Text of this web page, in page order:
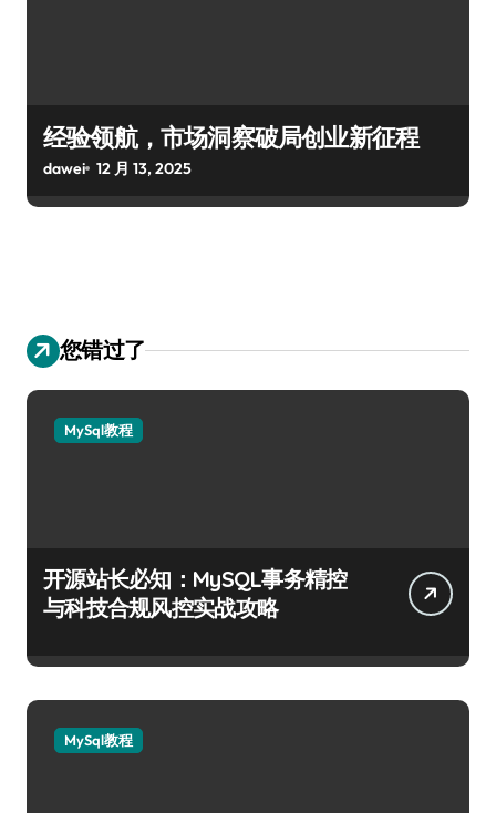
经验领航，市场洞察破局创业新征程
dawei 12 月 13, 2025
您错过了
MySql教程
开源站长必知：MySQL事务精控
与科技合规风控实战攻略
MySql教程